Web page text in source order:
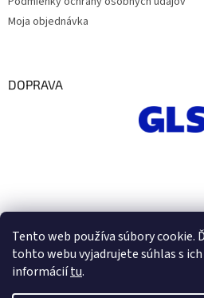
Tento web používa súbory cookie.
tohto webu vyjadrujete súhlas s
informáciítu.
Moja objednávka
DOPRAVA